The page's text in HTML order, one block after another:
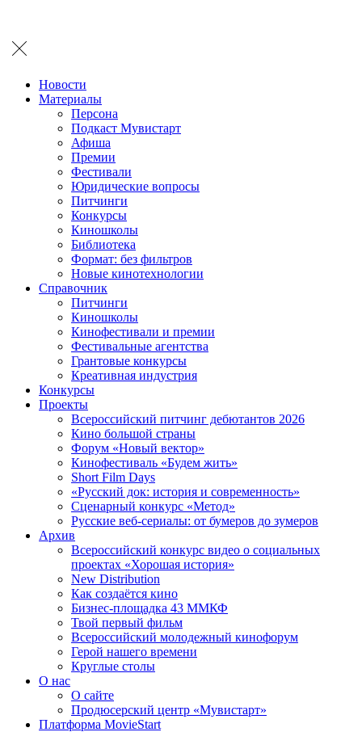
Новости
Материалы
Персона
Подкаст Мувистарт
Афиша
Премии
Фестивали
Юридические вопросы
Питчинги
Конкурсы
Киношколы
Библиотека
Формат: без фильтров
Новые кинотехнологии
Справочник
Питчинги
Киношколы
Кинофестивали и премии
Фестивальные агентства
Грантовые конкурсы
Креативная индустрия
Конкурсы
Проекты
Всероссийский питчинг дебютантов 2026
Кино большой страны
Форум «Новый вектор»
Кинофестиваль «Будем жить»
Short Film Days
«Русский док: история и современность»
Сценарный конкурс «Метод»
Русские веб-сериалы: от бумеров до зумеров
Архив
Всероссийский конкурс видео о социальных
проектах «Хорошая история»
New Distribution
Как создаётся кино
Бизнес-площадка 43 ММКФ
Твой первый фильм
Всероссийский молодежный кинофорум
Герой нашего времени
Круглые столы
О нас
О сайте
Продюсерский центр «Мувистарт»
Платформа MovieStart